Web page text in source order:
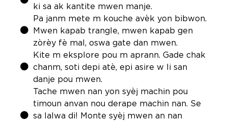
ki sa ak kantite mwen manje.
Pa janm mete m kouche avèk yon bibwon.
Mwen kapab trangle, mwen kapab gen
zòrèy fè mal, oswa gate dan mwen.
Kite m eksplore pou m aprann. Gade chak
chanm, soti depi atè, epi asire w li san
danje pou mwen.
Tache mwen nan yon syèj machin pou
timoun anvan nou derape machin nan. Se
sa lalwa di! Monte syèj mwen an nan